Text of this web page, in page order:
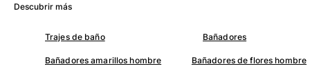
Camisetas
Camisas
Shorts
Descubrir más
Trajes de baño Bañadores
Bañadores amarillos hombre Bañadores de flores hombre